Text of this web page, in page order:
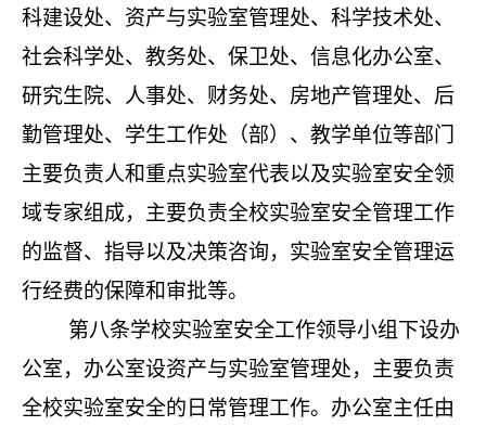
科建设处、资产与实验室管理处、科学技术处、
社会科学处、教务处、保卫处、信息化办公室、
研究生院、人事处、财务处、房地产管理处、后
勤管理处、学生工作处（部）、教学单位等部门
主要负责人和重点实验室代表以及实验室安全领
域专家组成，主要负责全校实验室安全管理工作
的监督、指导以及决策咨询，实验室安全管理运
行经费的保障和审批等。
第八条学校实验室安全工作领导小组下设办
公室，办公室设资产与实验室管理处，主要负责
全校实验室安全的日常管理工作。办公室主任由